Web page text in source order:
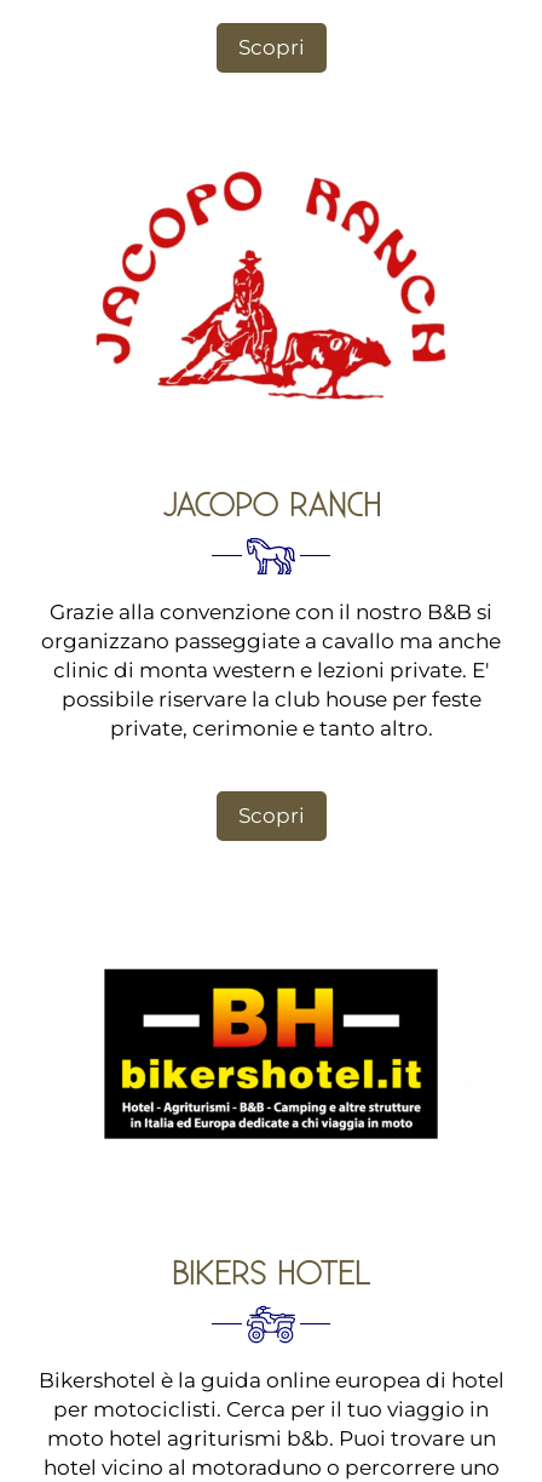
Scopri
JACOPO RANCH
Grazie alla convenzione con il nostro B&B si
organizzano passeggiate a cavallo ma anche
clinic di monta western e lezioni private. E'
possibile riservare la club house per feste
private, cerimonie e tanto altro.
Scopri
BIKERS HOTEL
Bikershotel è la guida online europea di hotel
per motociclisti. Cerca per il tuo viaggio in
moto hotel agriturismi b&b. Puoi trovare un
hotel vicino al motoraduno o percorrere uno